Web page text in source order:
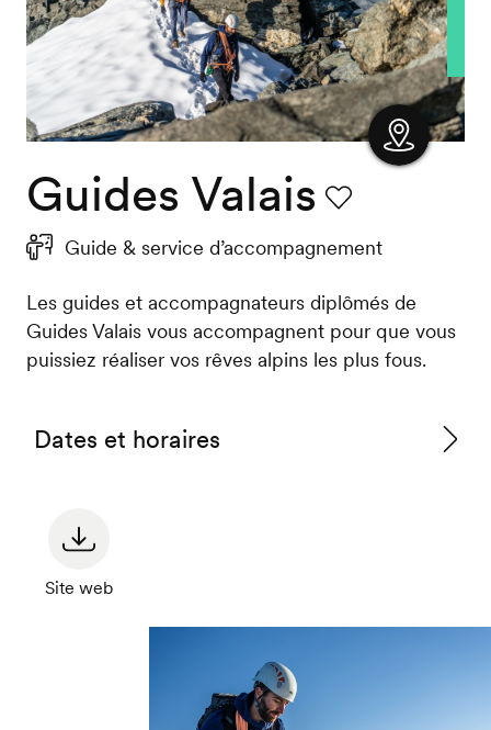
Guides Valais
Guide & service d’accompagnement
Les guides et accompagnateurs diplômés de
Guides Valais vous accompagnent pour que vous
puissiez réaliser vos rêves alpins les plus fous.
Dates et horaires
Site web